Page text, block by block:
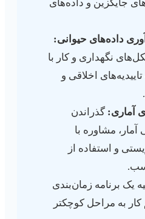
جایگزین و داده‌های
داده‌های حیوانی:
نگهداری و کار با
اخلاقی و
آماری: گذراندن
مشاوره با
و استفاده از
یک برنامه زمان‌بندی
کار به مراحل کوچکتر